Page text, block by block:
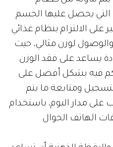
التي يحصل عليها الجسم
الالتزام بنظام غذائي
لوزن مثالي، حيث
يساعد على فقد الوزن
فيه بشكل أفضل على
ومتابعة ما يتم
مدار اليوم، باستخدام
الهاتف الجوال